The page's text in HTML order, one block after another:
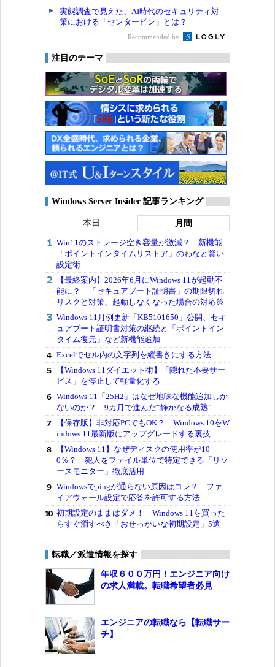
実態調査で見えた、AI時代のセキュリティ対
策における「センターピン」とは？
Recommended by
注目のテーマ
Windows Server Insider 記事ランキング
本日 月間
Win11のストレージ空き容量が激減？ 新機能
「ポイントインタイムリストア」のわなと賢い
設定術
【最終案内】2026年6月にWindows 11が起動不
能に？ 「セキュアブート証明書」の期限切れ
リスクと対策、起動しなくなった場合の対応策
Windows 11月例更新「KB5101650」公開、セキ
ュアブート証明書対策の継続と「ポイントイン
タイム復元」など新機能追加
Excelでセル内の文字列を縦書きにする方法
【Windows 11ダイエット術】「隠れた不要サー
ビス」を停止して軽量化する
Windows 11「25H2」はなぜ地味な機能追加しか
ないのか？ 9カ月で進んだ“静かなる成熟”
【保存版】非対応PCでもOK？ Windows 10をW
indows 11最新版にアップグレードする裏技
【Windows 11】なぜディスクの使用率が10
0％？ 犯人をファイル単位で特定できる「リソ
ースモニター」徹底活用
Windowsでpingが通らない原因はコレ？ ファ
イアウォール設定で応答を許可する方法
初期設定のままはダメ！ Windows 11を買った
らすぐ消すべき「おせっかいな初期設定」5選
転職／派遣情報を探す
年収６００万円！エンジニア向け
の求人満載。転職希望者必見
エンジニアの転職なら【転職サー
チ】